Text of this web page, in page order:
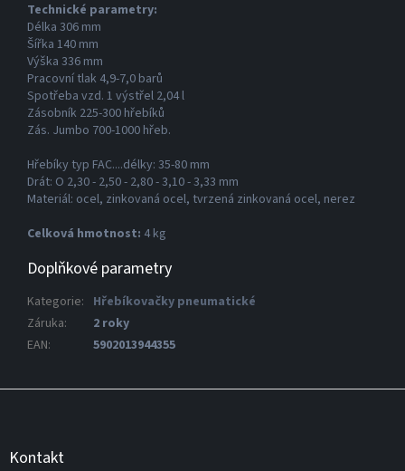
Technické parametry:
Délka 306 mm
Šířka 140 mm
Výška 336 mm
Pracovní tlak 4,9-7,0 barů
Spotřeba vzd. 1 výstřel 2,04 l
Zásobník 225-300 hřebíků
Zás. Jumbo 700-1000 hřeb.
Hřebíky typ FAC....délky: 35-80 mm
Drát: O 2,30 - 2,50 - 2,80 - 3,10 - 3,33 mm
Materiál: ocel, zinkovaná ocel, tvrzená zinkovaná ocel, nerez
Celková hmotnost: 4 kg
Doplňkové parametry
Kategorie: Hřebíkovačky pneumatické
Záruka:
2 roky
EAN: 5902013944355
Z
Kontakt